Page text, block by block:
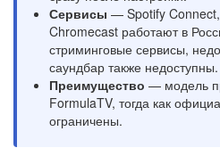
Сервисы — Spotify
Chromecast работают в
стриминговые сервисы,
саундбар также недоступны.
Преимущество — модель
FormulaTV, тогда как
ограничены.